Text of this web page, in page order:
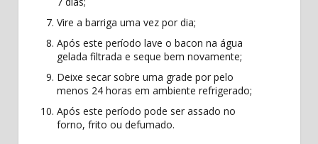
Vire a barriga uma vez por dia;
Após este período lave o bacon na água
gelada filtrada e seque bem novamente;
Deixe secar sobre uma grade por pelo
menos 24 horas em ambiente refrigerado;
Após este período pode ser assado no
forno, frito ou defumado.